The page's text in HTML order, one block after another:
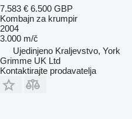
7.583 € 6.500 GBP
Kombajn za krumpir
2004
3.000 m/č
Ujedinjeno Kraljevstvo, York
Grimme UK Ltd
Kontaktirajte prodavatelja